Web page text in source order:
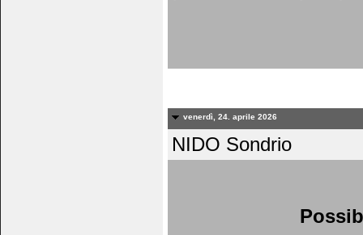
venerdì, 24. aprile 2026
NIDO Sondrio